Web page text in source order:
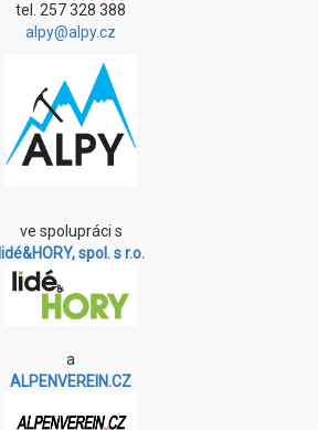
tel. 257 328 388
alpy@alpy.cz
ve spolupráci s
lidé&HORY, spol. s r.o.
a
ALPENVEREIN.CZ